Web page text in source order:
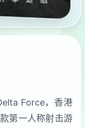
Force，香港
第一人称射击游